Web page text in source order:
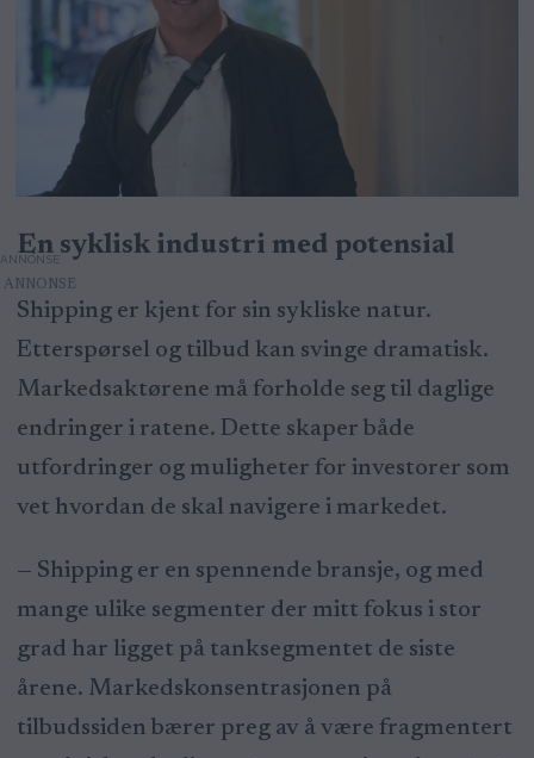
En syklisk industri med potensial
ANNONSE
Shipping er kjent for sin sykliske natur.
Etterspørsel og tilbud kan svinge dramatisk.
Markedsaktørene må forholde seg til daglige
endringer i ratene. Dette skaper både
utfordringer og muligheter for investorer som
vet hvordan de skal navigere i markedet.
— Shipping er en spennende bransje, og med
mange ulike segmenter der mitt fokus i stor
grad har ligget på tanksegmentet de siste
årene. Markedskonsentrasjonen på
tilbudssiden bærer preg av å være fragmentert